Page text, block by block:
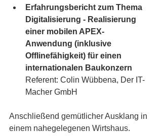
Erfahrungsbericht zum Thema
Digitalisierung - Realisierung
einer mobilen APEX-
Anwendung (inklusive
Offlinefähigkeit) für einen
internationalen Baukonzern
Referent: Colin Wübbena, Der IT-
Macher GmbH
Anschließend gemütlicher Ausklang in
einem nahegelegenen Wirtshaus.